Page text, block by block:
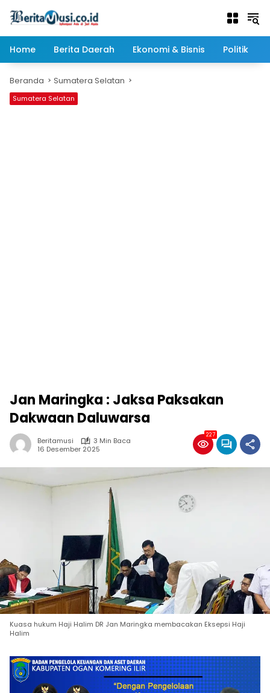
Home
Berita Daerah Ekonomi & Bisnis Politik
Beranda Sumatera Selatan
Sumatera Selatan
Jan Maringka : Jaksa Paksakan
Dakwaan Daluwarsa
Beritamusi
3 Min Baca
16 Desember 2025
227
Kuasa hukum Haji Halim DR Jan Maringka membacakan Eksepsi Haji
Halim